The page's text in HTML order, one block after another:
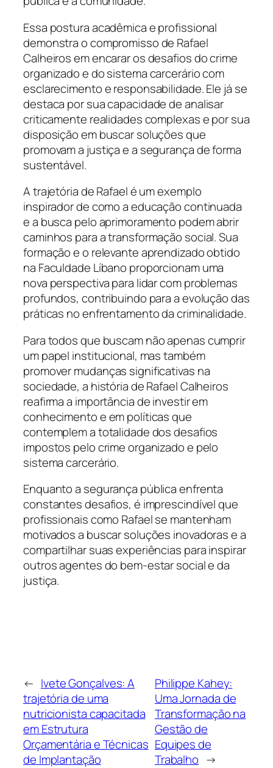
Essa postura acadêmica e profissional
demonstra o compromisso de Rafael
Calheiros em encarar os desafios do crime
organizado e do sistema carcerário com
esclarecimento e responsabilidade. Ele já se
destaca por sua capacidade de analisar
criticamente realidades complexas e por sua
disposição em buscar soluções que
promovam a justiça e a segurança de forma
sustentável.
A trajetória de Rafael é um exemplo
inspirador de como a educação continuada
e a busca pelo aprimoramento podem abrir
caminhos para a transformação social. Sua
formação e o relevante aprendizado obtido
na Faculdade Líbano proporcionam uma
nova perspectiva para lidar com problemas
profundos, contribuindo para a evolução das
práticas no enfrentamento da criminalidade.
Para todos que buscam não apenas cumprir
um papel institucional, mas também
promover mudanças significativas na
sociedade, a história de Rafael Calheiros
reafirma a importância de investir em
conhecimento e em políticas que
contemplem a totalidade dos desafios
impostos pelo crime organizado e pelo
sistema carcerário.
Enquanto a segurança pública enfrenta
constantes desafios, é imprescindível que
profissionais como Rafael se mantenham
motivados a buscar soluções inovadoras e a
compartilhar suas experiências para inspirar
outros agentes do bem-estar social e da
justiça.
← Ivete Gonçalves: A
trajetória de uma
nutricionista capacitada
em Estrutura
Orçamentária e Técnicas
de Implantação
Philippe Kahey:
Uma Jornada de
Transformação na
Gestão de
Equipes de
Trabalho →